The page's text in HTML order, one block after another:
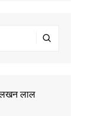
लखन लाल